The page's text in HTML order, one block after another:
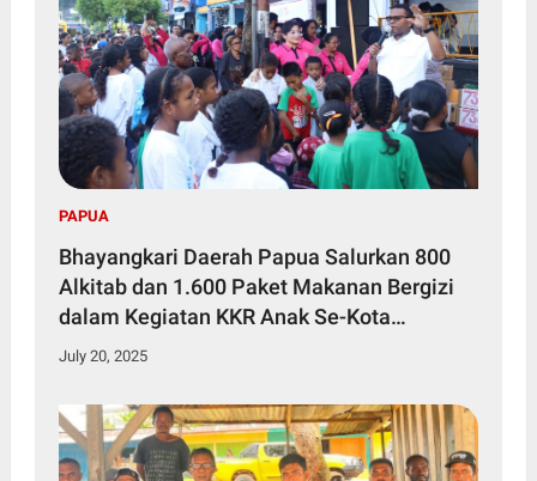
PAPUA
Bhayangkari Daerah Papua Salurkan 800
Alkitab dan 1.600 Paket Makanan Bergizi
dalam Kegiatan KKR Anak Se-Kota
Jayapura
July 20, 2025